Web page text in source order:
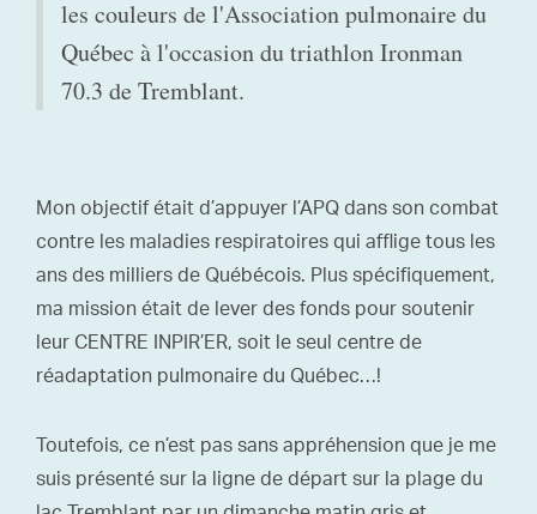
les couleurs de l'Association pulmonaire du
Québec à l'occasion du triathlon Ironman
70.3 de Tremblant.
Mon objectif était d’appuyer l’APQ dans son combat
contre les maladies respiratoires qui afflige tous les
ans des milliers de Québécois. Plus spécifiquement,
ma mission était de lever des fonds pour soutenir
leur CENTRE INPIR’ER, soit le seul centre de
réadaptation pulmonaire du Québec…!
Toutefois, ce n’est pas sans appréhension que je me
suis présenté sur la ligne de départ sur la plage du